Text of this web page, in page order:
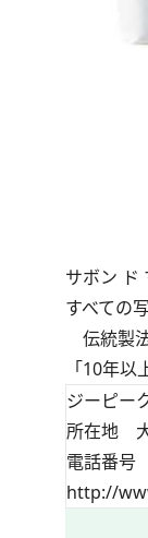
サボン ド
すべての
伝統製
「10年
ジーピー
所在地
電話番号
http://